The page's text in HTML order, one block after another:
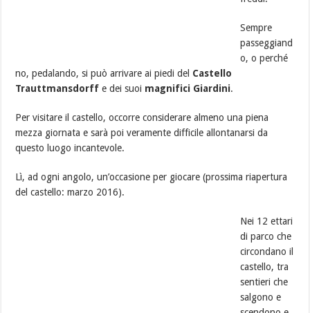
Sempre
passeggiand
o, o perché
no, pedalando, si può arrivare ai piedi del Castello
Trauttmansdorff e dei suoi magnifici Giardini.
Per visitare il castello, occorre considerare almeno una piena
mezza giornata e sarà poi veramente difficile allontanarsi da
questo luogo incantevole.
Lì, ad ogni angolo, un’occasione per giocare (prossima riapertura
del castello: marzo 2016).
Nei 12 ettari
di parco che
circondano il
castello, tra
sentieri che
salgono e